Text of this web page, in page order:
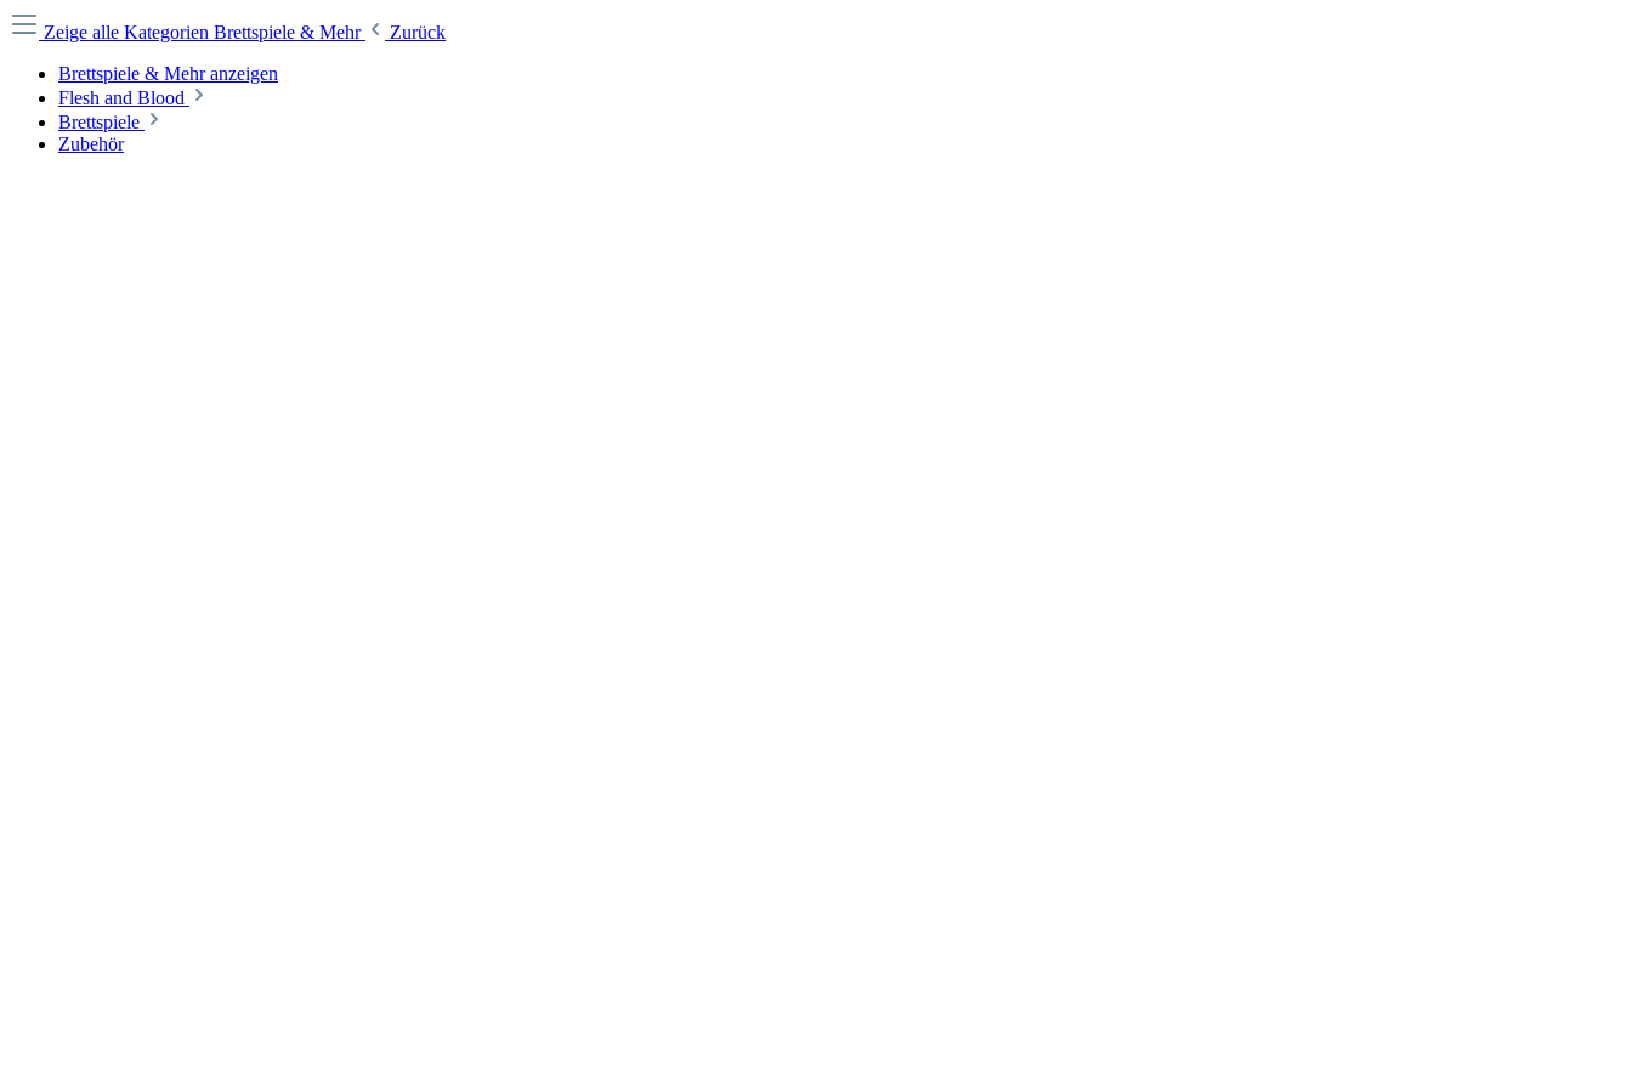
Zeige alle Kategorien Brettspiele & Mehr
Zurück
Brettspiele & Mehr anzeigen
Flesh and Blood
Brettspiele
Zubehör